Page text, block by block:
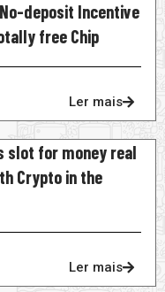
deposit Incentive
free Chip
Ler mais
slot for money real
Crypto in the
Ler mais